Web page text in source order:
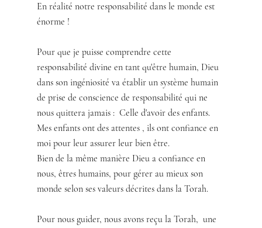
En réalité notre responsabilité dans le monde est
énorme !
Pour que je puisse comprendre cette
responsabilité divine en tant qu'être humain, Dieu
dans son ingéniosité va établir un système humain
de prise de conscience de responsabilité qui ne
nous quittera jamais :  Celle d'avoir des enfants.
Mes enfants ont des attentes , ils ont confiance en
moi pour leur assurer leur bien être.
Bien de la même manière Dieu a confiance en
nous, êtres humains, pour gérer au mieux son
monde selon ses valeurs décrites dans la Torah.
Pour nous guider, nous avons reçu la Torah,  une